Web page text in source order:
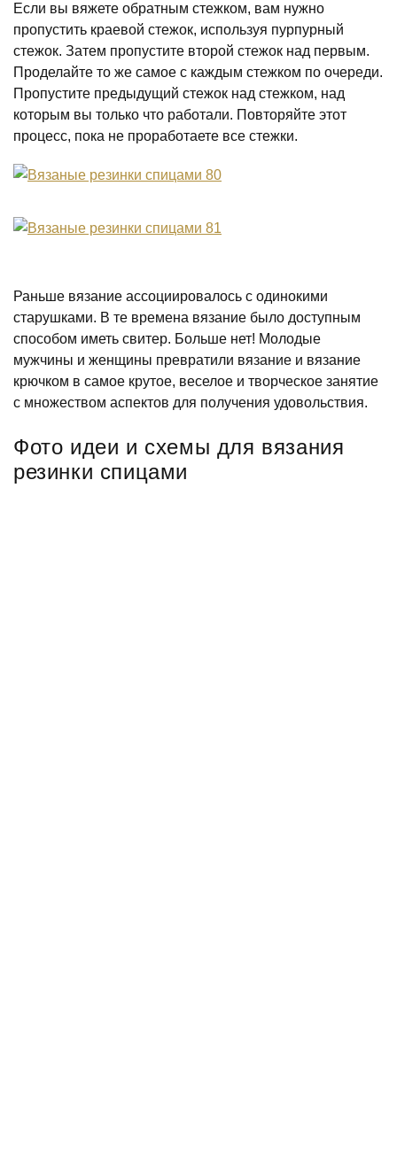
Если вы вяжете обратным стежком, вам нужно
пропустить краевой стежок, используя пурпурный
стежок. Затем пропустите второй стежок над первым.
Проделайте то же самое с каждым стежком по очереди.
Пропустите предыдущий стежок над стежком, над
которым вы только что работали. Повторяйте этот
процесс, пока не проработаете все стежки.
Раньше вязание ассоциировалось с одинокими
старушками. В те времена вязание было доступным
способом иметь свитер. Больше нет! Молодые
мужчины и женщины превратили вязание и вязание
крючком в самое крутое, веселое и творческое занятие
с множеством аспектов для получения удовольствия.
Фото идеи и схемы для вязания
резинки спицами